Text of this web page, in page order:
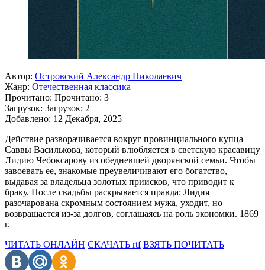
Автор: Островский Александр Николаевич
Жанр: Отечественная классика
Прочитано: Прочитано: 3
Загрузок: Загрузок: 2
Добавлено: 12 Декабря, 2025
Действие разворачивается вокруг провинциального купца
Саввы Василькова, который влюбляется в светскую красавицу
Лидию Чебоксарову из обедневшей дворянской семьи. Чтобы
завоевать ее, знакомые преувеличивают его богатство,
выдавая за владельца золотых приисков, что приводит к
браку. После свадьбы раскрывается правда: Лидия
разочарована скромным состоянием мужа, уходит, но
возвращается из-за долгов, соглашаясь на роль экономки. 1869
г.
ЧИТАТЬ ОНЛАЙН СКАЧАТЬ rtf ВЗЯТЬ ПОЧИТАТЬ